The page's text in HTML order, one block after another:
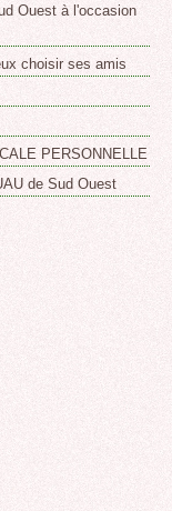
Ouest à l'occasion
choisir ses amis
PERSONNELLE
de Sud Ouest